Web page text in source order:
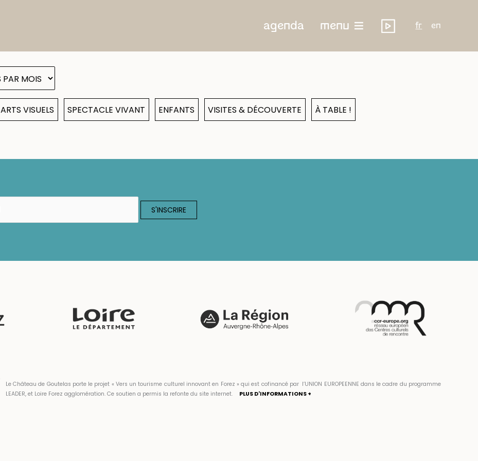
agenda menu fr en
ARTS VISUELS SPECTACLE VIVANT ENFANTS VISITES & DÉCOUVERTE À TABLE !
Le Château de Goutelas porte le projet « Vers un tourisme culturel innovant en Forez » qui est cofinancé par l’UNION EUROPEENNE dans le cadre du programme
LEADER, et Loire Forez agglomération. Ce soutien a permis la refonte du site internet.
PLUS D'INFORMATIONS +